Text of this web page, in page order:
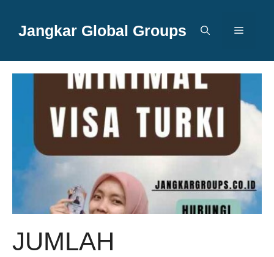
Jangkar Global Groups Menu
JUMLAH